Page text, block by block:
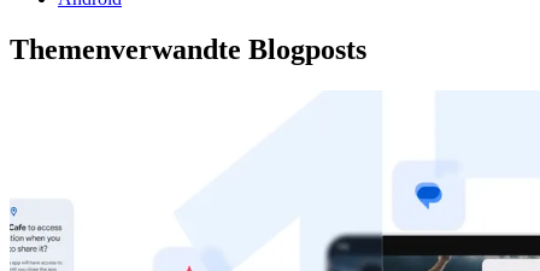
Themenverwandte Blogposts